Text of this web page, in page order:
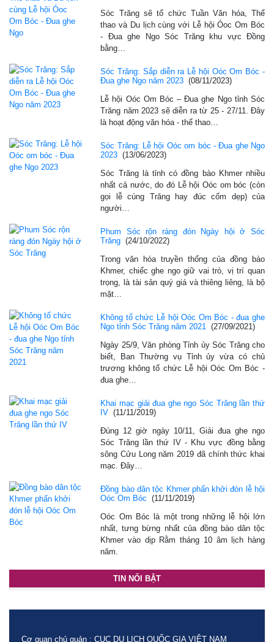
Sóc Trăng sẽ tổ chức Tuần Văn hóa, Thể
thao và Du lịch cùng với Lễ hội Óoc Om Bóc
- Đua ghe Ngo Sóc Trăng khu vực Đồng
bằng…
Sóc Trăng: Sắp diễn ra Lễ hội Oóc Om Bóc -
Đua ghe Ngo năm 2023 (08/11/2023)
Lễ hội Oóc Om Bóc – Đua ghe Ngo tỉnh Sóc
Trăng năm 2023 sẽ diễn ra từ 25 - 27/11. Đây
là hoạt động văn hóa - thể thao…
Sóc Trăng: Lễ hội Oóc om bóc - Đua ghe Ngo
2023 (13/06/2023)
Sóc Trăng là tỉnh có đồng bào Khmer nhiều
nhất cả nước, do đó Lễ hội Oóc om bóc (còn
gọi lễ cúng Trăng hay đúc cốm dẹp) của
người…
Phum Sóc rộn ràng đón Ngày hội ở Sóc
Trăng (24/10/2022)
Trong văn hóa truyền thống của đồng bào
Khmer, chiếc ghe ngo giữ vai trò, vị trí quan
trọng, là tài sản quý giá và thiêng liêng, là bộ
mặt…
Không tổ chức Lễ hội Oóc Om Bóc - đua ghe
Ngo tỉnh Sóc Trăng năm 2021
(27/09/2021)
Ngày 25/9, Văn phòng Tỉnh ủy Sóc Trăng cho
biết, Ban Thường vụ Tỉnh ủy vừa có chủ
trương không tổ chức Lễ hội Oóc Om Bóc -
đua ghe…
Khai mạc giải đua ghe ngo Sóc Trăng lần thứ
IV (11/11/2019)
Đúng 12 giờ ngày 10/11, Giải đua ghe ngo
Sóc Trăng lần thứ IV - Khu vực đồng bằng
sông Cửu Long năm 2019 đã chính thức khai
mạc. Đây…
Đồng bào dân tộc Khmer phấn khởi đón lễ hội
Oóc Om Bóc
(11/11/2019)
Oóc Om Bóc là một trong những lễ hội lớn
nhất, tưng bừng nhất của đồng bào dân tộc
Khmer vào dịp Rằm tháng 10 âm lịch hàng
năm.
TIN NỔI BẬT
Cơ quan chủ quản : CỤC DU LỊCH QUỐC GIA VIỆT NAM